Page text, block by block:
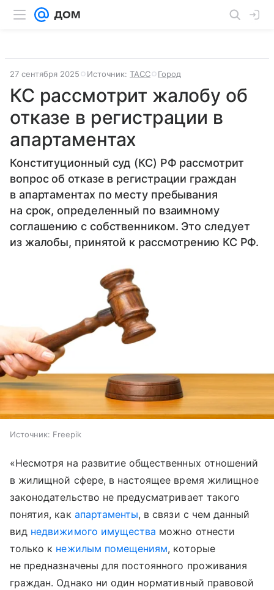
27 сентября 2025 Источник: ТАСС Город
КС рассмотрит жалобу об
отказе в регистрации в
апартаментах
Конституционный суд (КС) РФ рассмотрит
вопрос об отказе в регистрации граждан
в апартаментах по месту пребывания
на срок, определенный по взаимному
соглашению с собственником. Это следует
из жалобы, принятой к рассмотрению КС РФ.
Источник: Freepik
«Несмотря на развитие общественных отношений
в жилищной сфере, в настоящее время жилищное
законодательство не предусматривает такого
понятия, как апартаменты, в связи с чем данный
вид недвижимого имущества можно отнести
только к нежилым помещениям, которые
не предназначены для постоянного проживания
граждан. Однако ни один нормативный правовой